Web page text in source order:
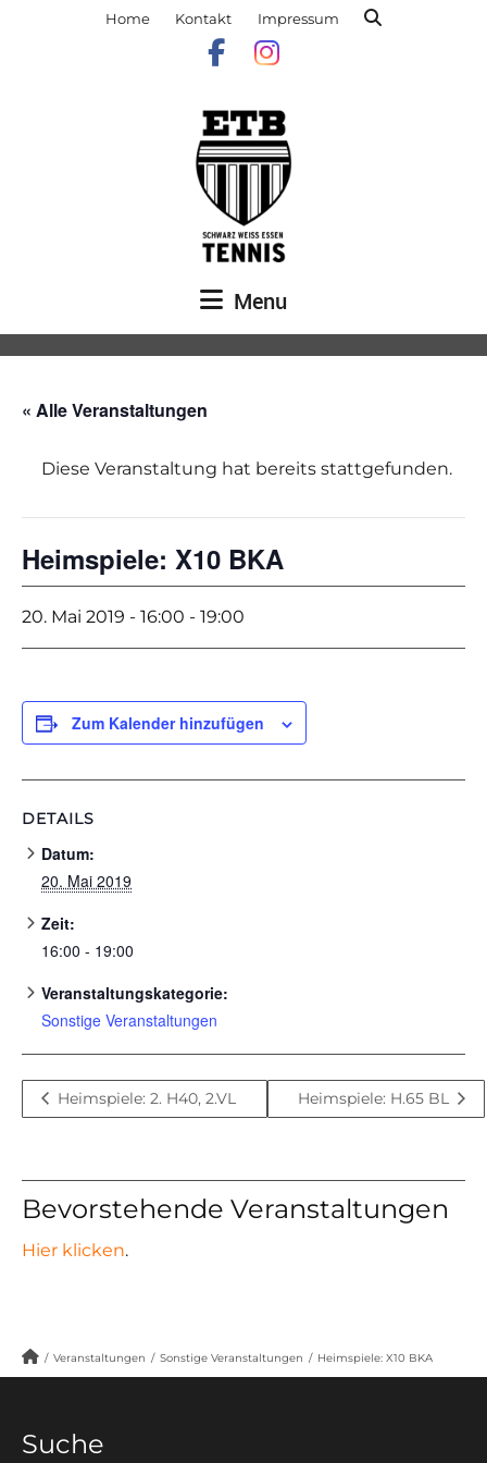
Home Kontakt Impressum
Menu
« Alle Veranstaltungen
Diese Veranstaltung hat bereits stattgefunden.
Heimspiele: X10 BKA
20. Mai 2019 - 16:00 - 19:00
Zum Kalender hinzufügen
DETAILS
Datum:
20. Mai 2019
Zeit:
16:00 - 19:00
Veranstaltungskategorie:
Sonstige Veranstaltungen
Heimspiele: 2. H40, 2.VL Heimspiele: H.65 BL
Bevorstehende Veranstaltungen
Hier klicken.
/ Veranstaltungen / Sonstige Veranstaltungen / Heimspiele: X10 BKA
Suche